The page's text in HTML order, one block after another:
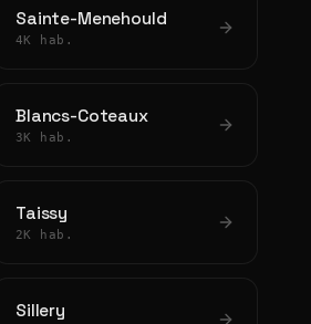
Sainte-Menehould
4K hab.
Blancs-Coteaux
3K hab.
Taissy
2K hab.
Sillery